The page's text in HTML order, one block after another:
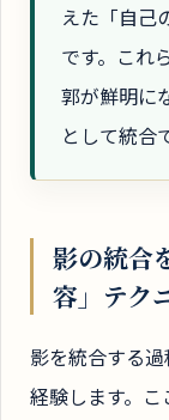
えた「自己
です。これ
郭が鮮明に
として統合
影の統合
容」テク
影を統合する
経験します。